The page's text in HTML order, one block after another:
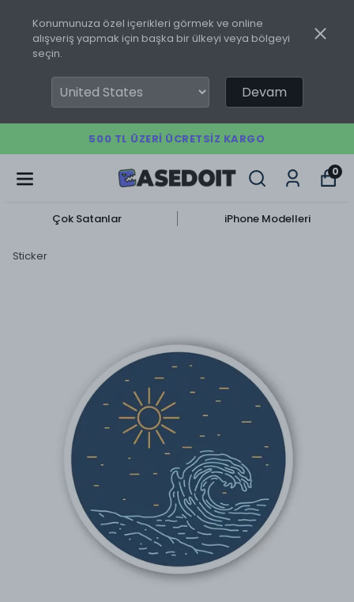
Konumunuza özel içerikleri görmek ve online
alışveriş yapmak için başka bir ülkeyi veya bölgeyi
seçin.
Devam
500 TL ÜZERI ÜCRETSIZ KARGO
0
Çok Satanlar iPhone Modelleri
Sticker